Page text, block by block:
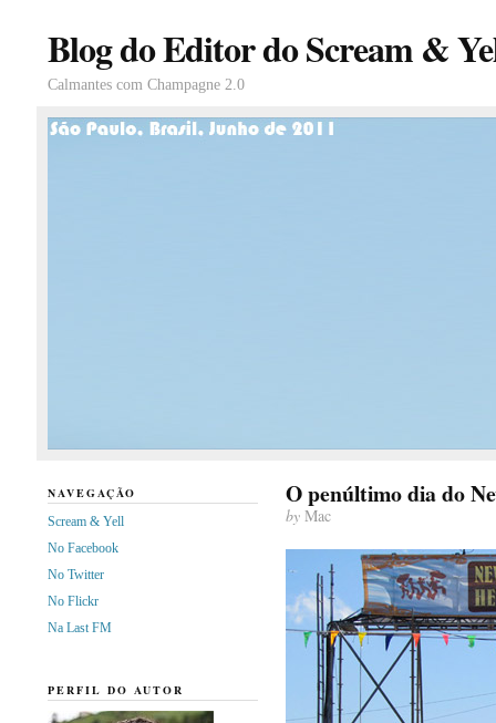
Blog do Editor do Scream &
Calmantes com Champagne 2.0
O penúltimo dia do
byMac
NAVEGAÇÃO
Scream & Yell
No Facebook
No Twitter
No Flickr
Na Last FM
PERFIL DO AUTOR